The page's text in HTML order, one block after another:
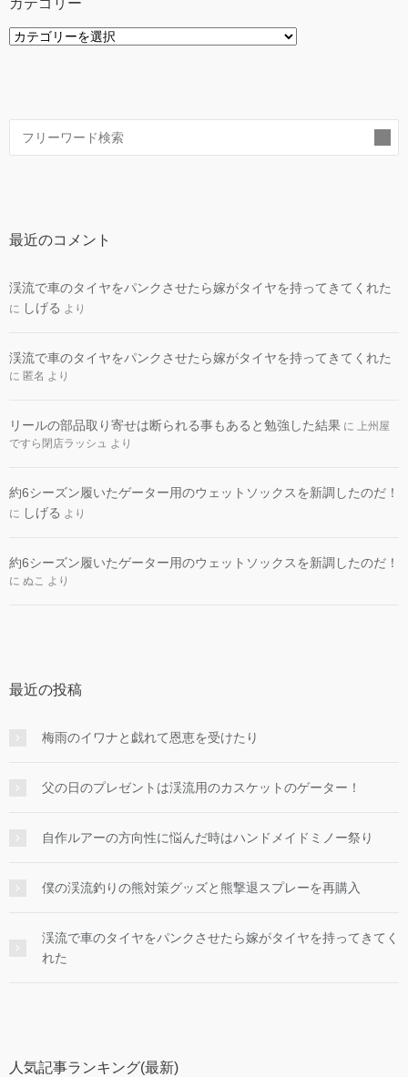
カ
最近のコメント
渓流で車のタイヤをパンクさせたら嫁がタイヤを持ってきてくれた
に しげる より
渓流で車のタイヤをパンクさせたら嫁がタイヤを持ってきてくれた
に 匿名 より
リールの部品取り寄せは断られる事もあると勉強した結果 に 上州屋
ですら閉店ラッシュ より
約6シーズン履いたゲーター用のウェットソックスを新調したのだ！
に しげる より
約6シーズン履いたゲーター用のウェットソックスを新調したのだ！
に ぬこ より
最近の投稿
梅雨のイワナと戯れて恩恵を受けたり
父の日のプレゼントは渓流用のカスケットのゲーター！
自作ルアーの方向性に悩んだ時はハンドメイドミノー祭り
僕の渓流釣りの熊対策グッズと熊撃退スプレーを再購入
渓流で車のタイヤをパンクさせたら嫁がタイヤを持ってきてく
れた
人気記事ランキング(最新)